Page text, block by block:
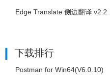
Edge Translate 侧边翻译
下载排行
Postman for Win64(V6.0.10)